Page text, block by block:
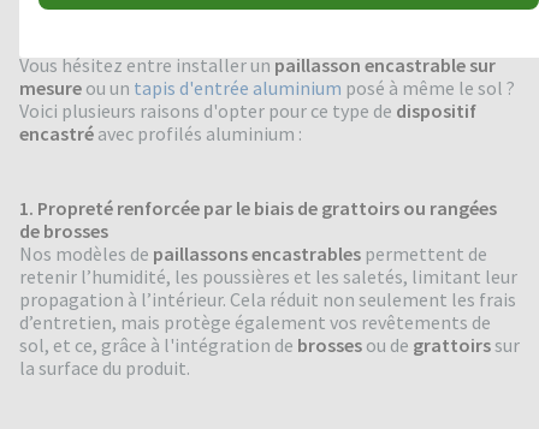
Vous hésitez entre installer unpaillasson encastrable sur
mesure ou un tapis d'entrée aluminium posé à même le sol ?
Voici plusieurs raisons d'opter pour ce type de dispositif
encastré avec profilés aluminium :
1. Propreté renforcée par le biais de grattoirs ou rangées
de brosses
Nos modèles de paillassons encastrables permettent de
retenir l’humidité, les poussières et les saletés, limitant leur
propagation à l’intérieur. Cela réduit non seulement les frais
d’entretien, mais protège également vos revêtements de
sol, et ce, grâce à l'intégration de brosses ou de grattoirssur
la surface du produit.